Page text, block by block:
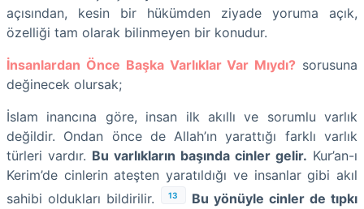
açısından, kesin bir hükümden ziyade yoruma açık,
özelliği tam olarak bilinmeyen bir konudur.
İnsanlardan Önce Başka Varlıklar Var Mıydı? sorusuna
değinecek olursak;
İslam inancına göre, insan ilk akıllı ve sorumlu varlık
değildir. Ondan önce de Allah’ın yarattığı farklı varlık
türleri vardır. Bu varlıkların başında cinler gelir. Kur’an-ı
Kerim’de cinlerin ateşten yaratıldığı ve insanlar gibi akıl
sahibi oldukları bildirilir.
13
Bu yönüyle cinler de tıpkı